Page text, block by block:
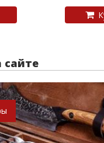
сайте